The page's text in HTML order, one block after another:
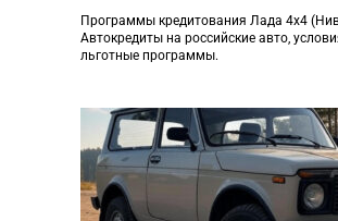
Программы кредитования Лада 4х4
Автокредиты на российские авто,
льготные программы.